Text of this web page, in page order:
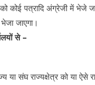
कोई पत्रादि अंग्रेजी में भेजे
जाएगा।
से –
या संघ राज्यक्षेत्र को या ऐसे